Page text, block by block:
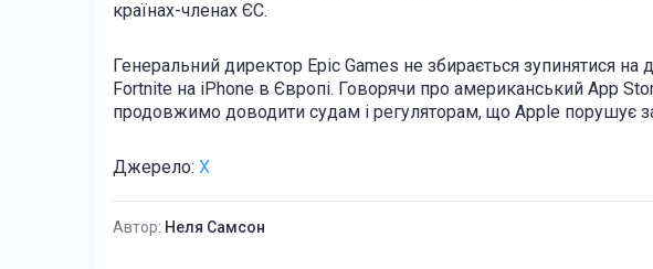
країнах-членах ЄС.
Генеральний директор Epic Games не збирається зупинятися на
Fortnite на iPhone в Європі. Говорячи про американський App
продовжимо доводити судам і регуляторам, що Apple порушує
Джерело: X
Автор: Неля Самсон